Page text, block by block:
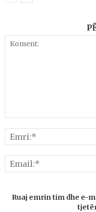
Ruaj emrin tim dhe e-